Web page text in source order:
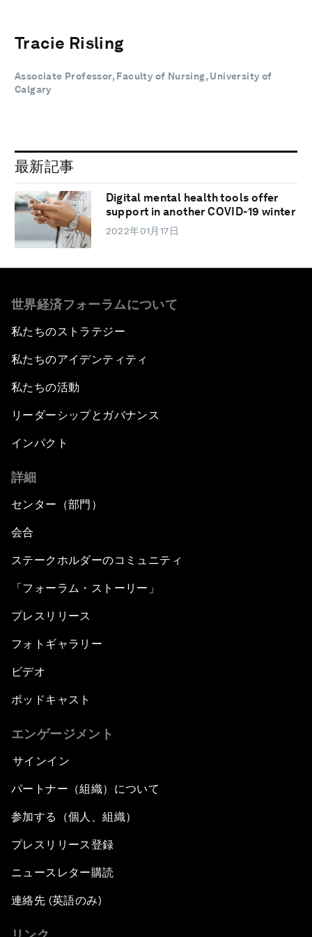
Tracie Risling
Associate Professor, Faculty of Nursing, University of
Calgary
最新記事
Digital mental health tools offer
support in another COVID-19 winter
2022年01月17日
世界経済フォーラムについて
私たちのストラテジー
私たちのアイデンティティ
私たちの活動
リーダーシップとガバナンス
インパクト
詳細
センター（部門）
会合
ステークホルダーのコミュニティ
「フォーラム・ストーリー」
プレスリリース
フォトギャラリー
ビデオ
ポッドキャスト
エンゲージメント
サインイン
パートナー（組織）について
参加する（個人、組織）
プレスリリース登録
ニュースレター購読
連絡先 (英語のみ)